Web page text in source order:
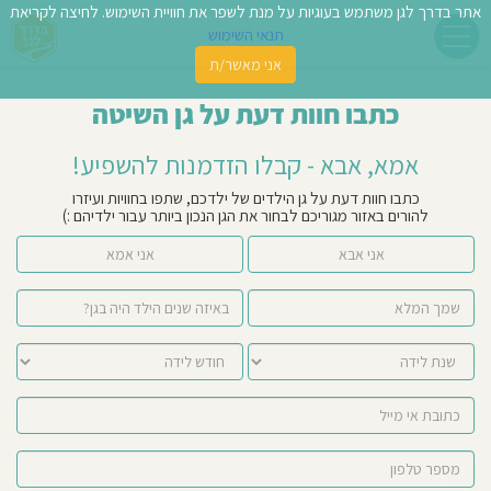
כתבו חוות דעת על גן השיטה
אמא, אבא - קבלו הזדמנות להשפיע!
כתבו חוות דעת על גן הילדים של ילדכם, שתפו בחוויות ועיזרו
להורים באזור מגוריכם לבחור את הגן הנכון ביותר עבור ילדיהם :)
אני אמא אני אבא
אתר בדרך לגן משתמש בעוגיות על מנת לשפר את חוויית השימוש. לחיצה לקריאת
תנאי השימוש
אני מאשר/ת